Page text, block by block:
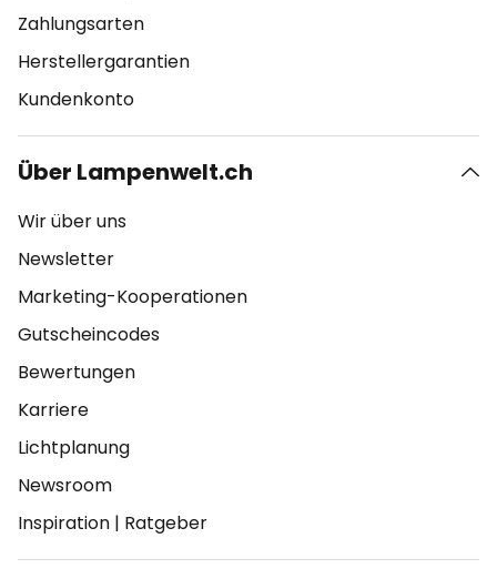
Zahlungsarten
Herstellergarantien
Kundenkonto
Über Lampenwelt.ch
Wir über uns
Newsletter
Marketing-Kooperationen
Gutscheincodes
Bewertungen
Karriere
Lichtplanung
Newsroom
Inspiration | Ratgeber